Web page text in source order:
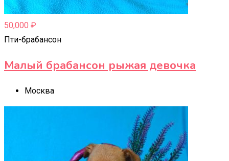
50,000 ₽
Пти-брабансон
Малый брабансон рыжая девочка
Москва